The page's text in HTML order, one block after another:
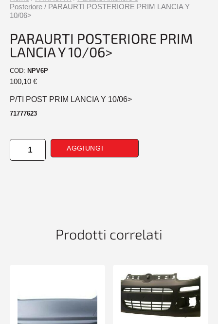
Posteriore / PARAURTI POSTERIORE PRIM LANCIA Y
10/06>
PARAURTI POSTERIORE PRIM
LANCIA Y 10/06>
COD: NPV6P
100,10 €
P/TI POST PRIM LANCIA Y 10/06>
71777623
PARAURTI
POSTERIORE
AGGIUNGI
Prodotti correlati